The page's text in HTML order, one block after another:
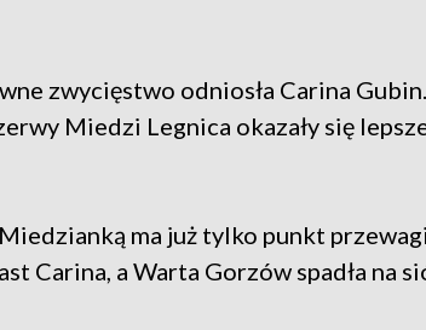
zwycięstwo odniosła Carina Gubin.
Miedzi Legnica okazały się
ma już tylko punkt
Carina, a Warta Gorzów spadła na